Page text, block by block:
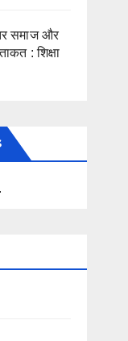
समाज और
: शिक्षा